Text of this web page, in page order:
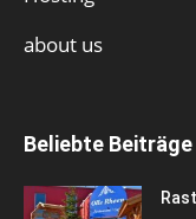
about us
Beliebte Beiträge